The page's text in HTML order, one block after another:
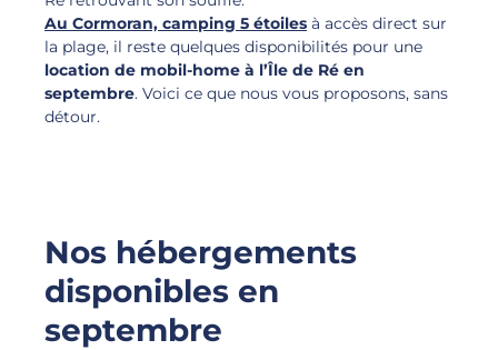
Au Cormoran, camping 5 étoiles à accès direct sur
la plage, il reste quelques disponibilités pour une
location de mobil-home à l’Île de Ré en
septembre. Voici ce que nous vous proposons, sans
détour.
Nos hébergements
disponibles en
septembre